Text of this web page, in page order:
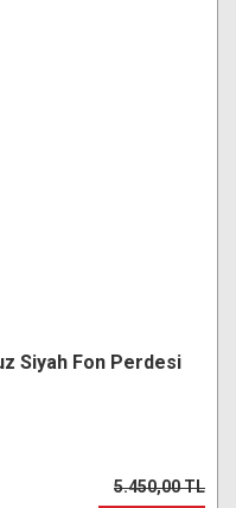
Siyah Fon Perdesi
5.450,00 TL